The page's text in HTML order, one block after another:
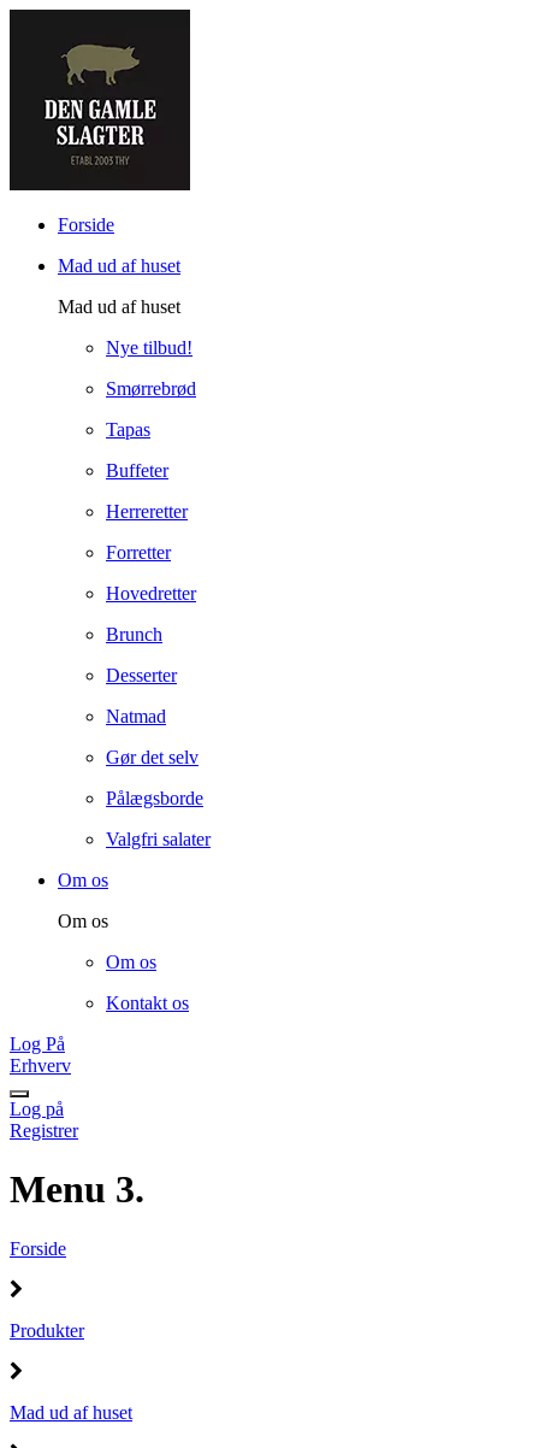
Forside
Mad ud af huset
Mad ud af huset
Nye tilbud!
Smørrebrød
Tapas
Buffeter
Herreretter
Forretter
Hovedretter
Brunch
Desserter
Natmad
Gør det selv
Pålægsborde
Valgfri salater
Om os
Om os
Om os
Kontakt os
Log På
Erhverv
Log på
Registrer
Menu 3.
Forside
Produkter
Mad ud af huset